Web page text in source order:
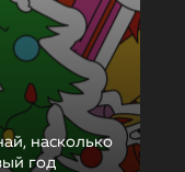
насколько
год